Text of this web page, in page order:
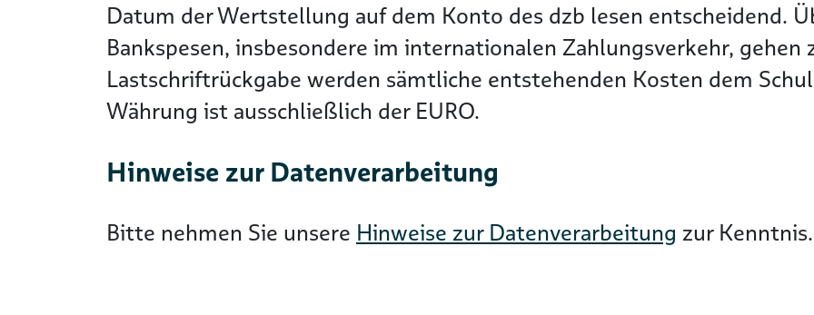
Datum der Wertstellung auf dem Konto des dzb lesen entscheidend.
Bankspesen, insbesondere im internationalen Zahlungsverkehr, gehen
Lastschriftrückgabe werden sämtliche entstehenden Kosten dem
Währung ist ausschließlich der EURO.
Hinweise zur Datenverarbeitung
Bitte nehmen Sie unsere Hinweise zur Datenverarbeitung zur Kenntnis.